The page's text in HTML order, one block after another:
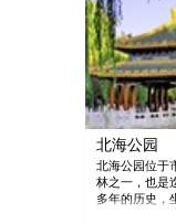
北海公园
北海公园位于
林之一，也是
多年的历史，
的公园，有